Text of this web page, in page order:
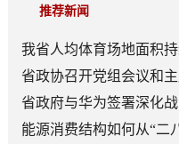
推荐新闻
我省人均体育场地面积
日常成为风尚
省政协召开党组会议和
省政府与华为签署深化
能源消费结构如何从“二